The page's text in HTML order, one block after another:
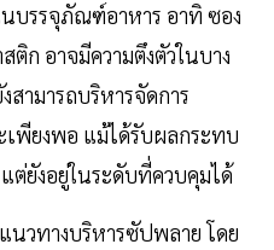
นบรรจุภัณฑ์อาหาร อาทิ ซอง
ติก อาจมีความตึงตัวในบาง
สามารถบริหารจัดการ
พียงพอ แม้ได้รับผลกระทบ
ต่ยังอยู่ในระดับที่ควบคุมได้
วทางบริหารซัปพลาย โดย